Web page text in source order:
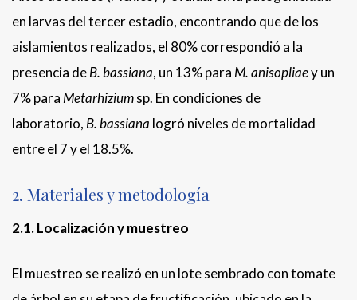
en larvas del tercer estadio, encontrando que de los
aislamientos realizados, el 80% correspondió a la
presencia deB. bassiana, un 13% para M. anisopliaey un
7% para Metarhiziumsp. En condiciones de
laboratorio, B. bassiana logró niveles de mortalidad
entre el 7 y el 18.5%.
2. Materiales y metodología
2.1. Localización y muestreo
El muestreo se realizó en un lote sembrado con tomate